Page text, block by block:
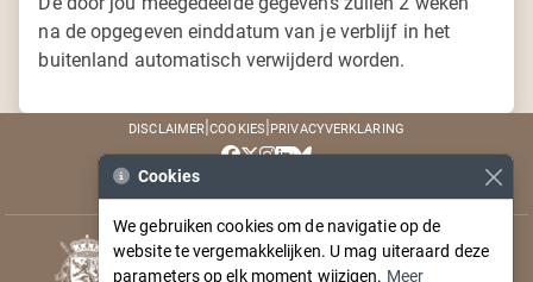
na de opgegeven einddatum van je verblijf in het
buitenland automatisch verwijderd worden.
Disclaimer|Cookies|Privacyverklaring
© Buitenlandse Zaken België 2026
Cookies
We gebruiken cookies om de navigatie op de
website te vergemakkelijken. U mag uiteraard deze
parameters op elk moment wijzigen. Meer